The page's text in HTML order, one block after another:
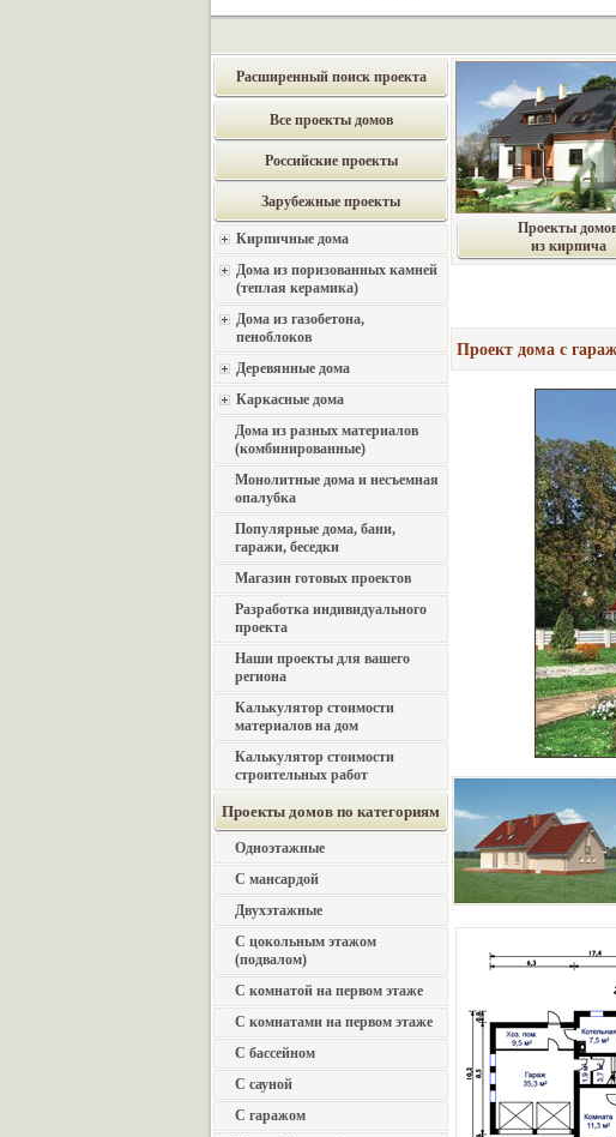
Расширенный поиск проекта
Все проекты домов
Российские проекты
Зарубежные проекты
Кирпичные дома
Дома из поризованных камней
(теплая керамика)
Дома из газобетона,
пеноблоков
Деревянные дома
Каркасные дома
Дома из разных материалов
(комбинированные)
Монолитные дома и несъемная
опалубка
Популярные дома, бани,
гаражи, беседки
Магазин готовых проектов
Разработка индивидуального
проекта
Наши проекты для вашего
региона
Калькулятор стоимости
материалов на дом
Калькулятор стоимости
строительных работ
Проекты домов по категориям
Одноэтажные
С мансардой
Двухэтажные
С цокольным этажом
(подвалом)
С комнатой на первом этаже
С комнатами на первом этаже
С бассейном
С сауной
С гаражом
Проекты
из кирпича
Проект дома с